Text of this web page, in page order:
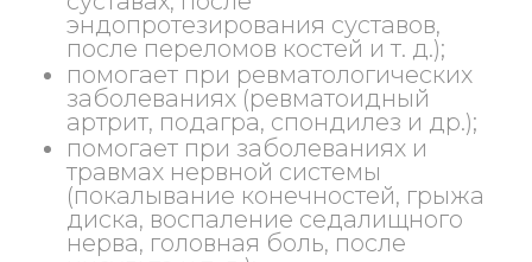
эндопротезирования суставов,
после переломов костей и т. д.);
помогает при ревматологических
заболеваниях (ревматоидный
артрит, подагра, спондилез и др.);
помогает при заболеваниях и
травмах нервной системы
(покалывание конечностей, грыжа
диска, воспаление седалищного
нерва, головная боль, после